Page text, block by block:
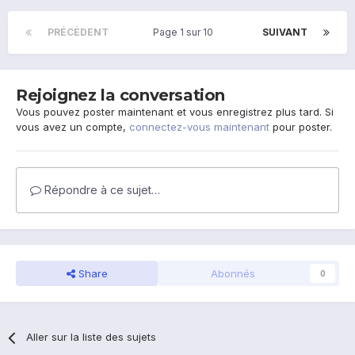
PRÉCÉDENT SUIVANT
Page 1 sur 10
Rejoignez la conversation
Vous pouvez poster maintenant et vous enregistrez plus tard. Si
vous avez un compte, connectez-vous maintenant pour poster.
Répondre à ce sujet…
Share Abonnés 0
Aller sur la liste des sujets